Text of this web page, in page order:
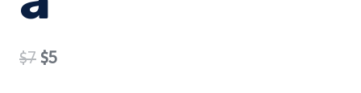
$7 Original
$5Current